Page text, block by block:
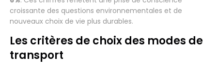
croissante des questions environnementales et de
nouveaux choix de vie plus durables.
Les critères de choix des modes de
transport